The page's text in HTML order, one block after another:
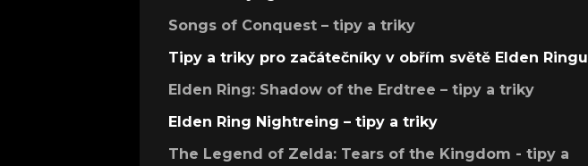
Songs of Conquest – tipy a triky
Tipy a triky pro začátečníky v obřím světě Elden Ringu
Elden Ring: Shadow of the Erdtree – tipy a triky
Elden Ring Nightreing – tipy a triky
The Legend of Zelda: Tears of the Kingdom - tipy a